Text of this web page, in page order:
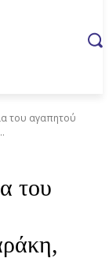
του αγαπητού
του